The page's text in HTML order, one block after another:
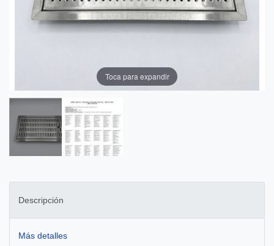
Toca para expandir
Descripción
Más detalles